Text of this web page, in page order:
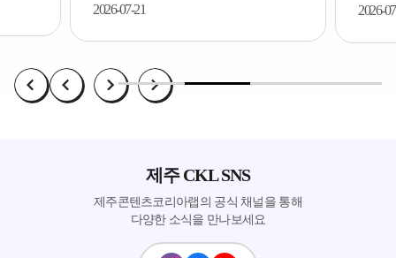
2026-07-21 2026-
제주 CKL SNS
제주콘텐츠코리아랩의 공식 채널을 통해
다양한 소식을 만나보세요